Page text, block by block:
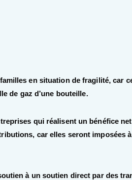
en situation de fragilité, car
de gaz d’une bouteille.
qui réalisent un bénéfice
car elles seront imposées
à un soutien direct par des